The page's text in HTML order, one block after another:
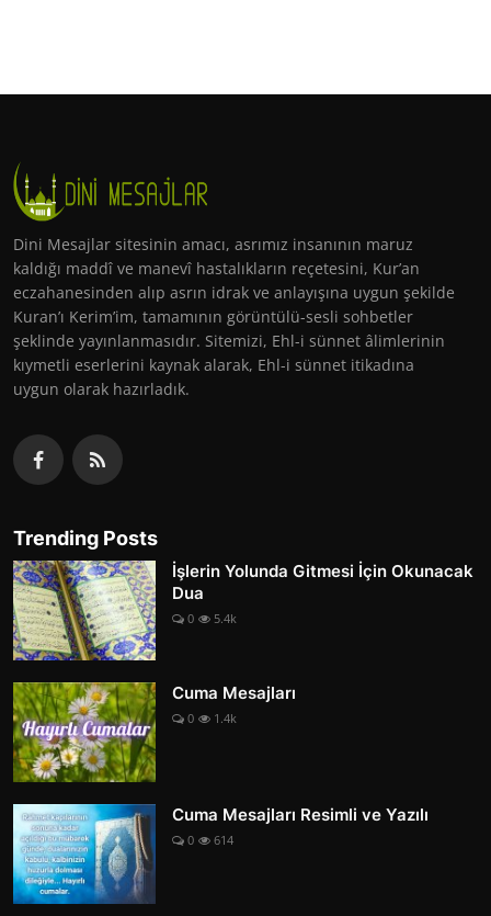
Dini Mesajlar sitesinin amacı, asrımız insanının maruz
kaldığı maddî ve manevî hastalıkların reçetesini, Kur’an
eczahanesinden alıp asrın idrak ve anlayışına uygun şekilde
Kuran’ı Kerim’im, tamamının görüntülü-sesli sohbetler
şeklinde yayınlanmasıdır. Sitemizi, Ehl-i sünnet âlimlerinin
kıymetli eserlerini kaynak alarak, Ehl-i sünnet itikadına
uygun olarak hazırladık.
Trending Posts
İşlerin Yolunda Gitmesi İçin Okunacak
Dua
0 5.4k
Cuma Mesajları
0 1.4k
Cuma Mesajları Resimli ve Yazılı
0 614